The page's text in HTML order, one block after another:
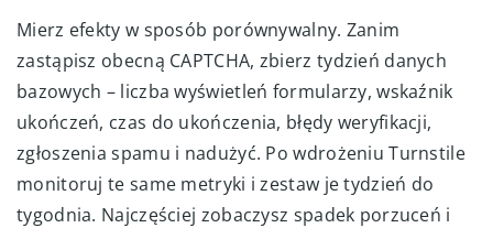
Mierz efekty w sposób porównywalny. Zanim
zastąpisz obecną CAPTCHA, zbierz tydzień danych
bazowych – liczba wyświetleń formularzy, wskaźnik
ukończeń, czas do ukończenia, błędy weryfikacji,
zgłoszenia spamu i nadużyć. Po wdrożeniu Turnstile
monitoruj te same metryki i zestaw je tydzień do
tygodnia. Najczęściej zobaczysz spadek porzuceń i